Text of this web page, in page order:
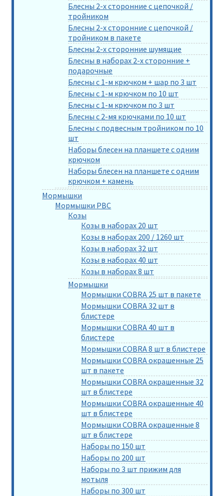
Блесны 2-х сторонние с цепочкой /
тройником
Блесны 2-х сторонние с цепочкой /
тройником в пакете
Блесны 2-х сторонние шумящие
Блесны в наборах 2-х сторонние +
подарочные
Блесны с 1-м крючком + шар по 3 шт
Блесны с 1-м крючком по 10 шт
Блесны с 1-м крючком по 3 шт
Блесны с 2-мя крючками по 10 шт
Блесны с подвесным тройником по 10
шт
Наборы блесен на планшете с одним
крючком
Наборы блесен на планшете с одним
крючком + камень
Мормышки
Мормышки РВС
Козы
Козы в наборах 20 шт
Козы в наборах 200 / 1260 шт
Козы в наборах 32 шт
Козы в наборах 40 шт
Козы в наборах 8 шт
Мормышки
Мормышки COBRA 25 шт в пакете
Мормышки COBRA 32 шт в
блистере
Мормышки COBRA 40 шт в
блистере
Мормышки COBRA 8 шт в блистере
Мормышки COBRA окрашенные 25
шт в пакете
Мормышки COBRA окрашенные 32
шт в блистере
Мормышки COBRA окрашенные 40
шт в блистере
Мормышки COBRA окрашенные 8
шт в блистере
Наборы по 150 шт
Наборы по 200 шт
Наборы по 3 шт прижим для
мотыля
Наборы по 300 шт